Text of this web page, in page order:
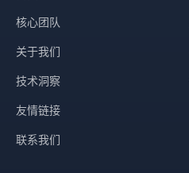
核心团队
关于我们
技术洞察
友情链接
联系我们